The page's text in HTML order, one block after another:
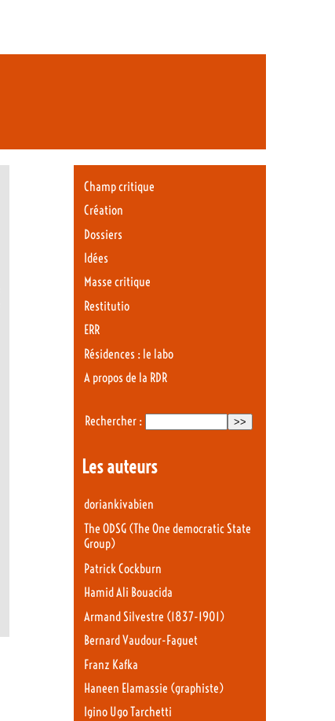
Champ critique
Création
Dossiers
Idées
Masse critique
Restitutio
ERR
Résidences : le labo
A propos de la RDR
Rechercher :
Les auteurs
doriankivabien
The ODSG (The One democratic State
Group)
Patrick Cockburn
Hamid Ali Bouacida
Armand Silvestre (1837-1901)
Bernard Vaudour-Faguet
Franz Kafka
Haneen Elamassie (graphiste)
Igino Ugo Tarchetti